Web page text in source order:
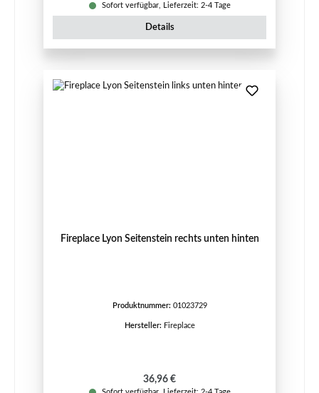
Sofort verfügbar, Lieferzeit: 2-4 Tage
Details
Fireplace Lyon Seitenstein rechts unten hinten
Produktnummer: 01023729
Hersteller: Fireplace
Regulärer Preis:
36,96 €